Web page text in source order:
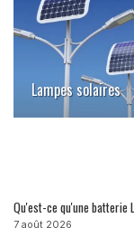
Lampes solaires
Qu'est-ce qu'une batterie
7 août 2026